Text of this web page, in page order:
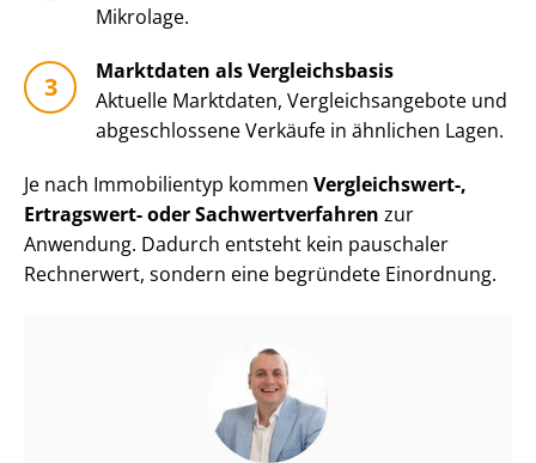
Mikrolage.
Marktdaten als Vergleichsbasis
Aktuelle Marktdaten, Ver­gleichs­an­ge­bo­te und
abgeschlossene Verkäufe in ähnlichen Lagen.
Je nach Immobilientyp kommen Vergleichswert-,
Ertragswert- oder Sach­wert­ver­fah­ren zur
Anwendung. Dadurch entsteht kein pauschaler
Rechnerwert, sondern eine begründete Einordnung.